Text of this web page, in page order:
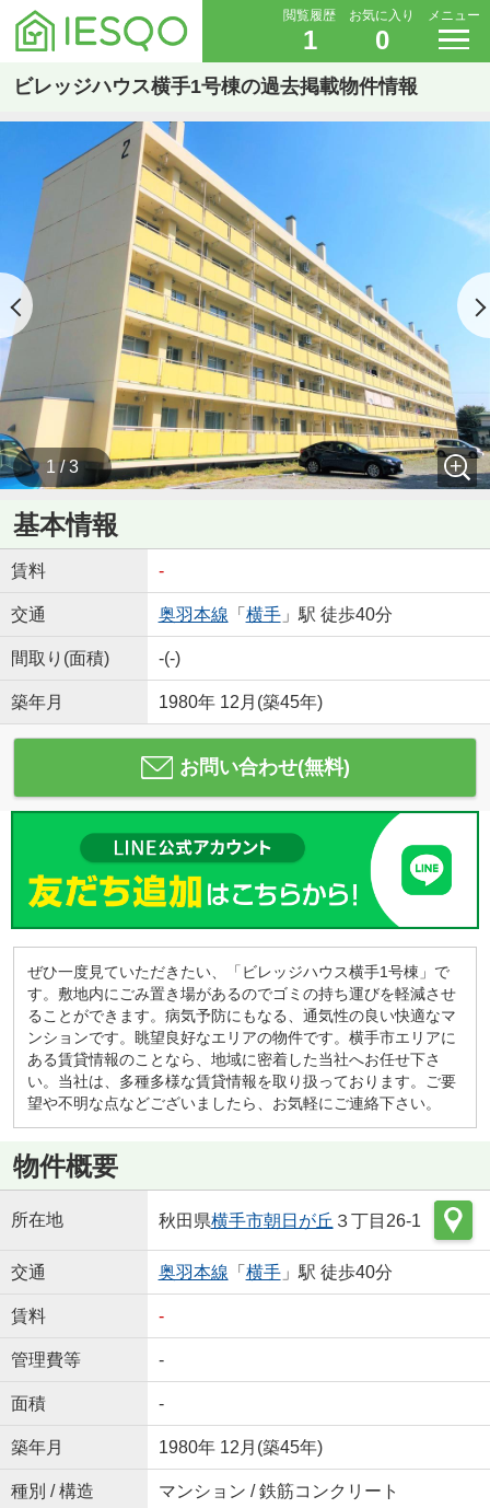
閲覧履歴
1
お気に入り
0
メニュー
ビレッジハウス横手1号棟の過去掲載物件情報
1 / 3
基本情報
賃料 -
交通 奥羽本線 「 横手」駅 徒歩40分
間取り(面積) -(-)
築年月 1980年 12月(築45年)
お問い合わせ(無料)
ぜひ一度見ていただきたい、「ビレッジハウス横手1号棟」で
す。敷地内にごみ置き場があるのでゴミの持ち運びを軽減させ
ることができます。病気予防にもなる、通気性の良い快適なマ
ンションです。眺望良好なエリアの物件です。横手市エリアに
ある賃貸情報のことなら、地域に密着した当社へお任せ下さ
い。当社は、多種多様な賃貸情報を取り扱っております。ご要
望や不明な点などございましたら、お気軽にご連絡下さい。
物件概要
所在地 秋田県横手市朝日が丘 ３丁目26-1
交通 奥羽本線 「 横手」駅 徒歩40分
賃料 -
管理費等 -
面積 -
築年月 1980年 12月(築45年)
種別 / 構造 マンション / 鉄筋コンクリート